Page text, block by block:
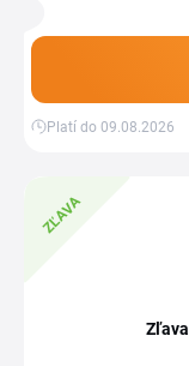
Platí do 09.08.2026
ZĽAVA
Zľava